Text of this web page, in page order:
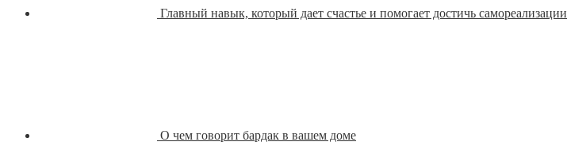
Главный навык, который дает счастье и помогает достичь самореализации
О чем говорит бардак в вашем доме